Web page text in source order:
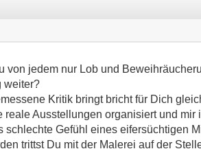
von jedem nur Lob und
weiter?
Kritik bringt bricht für Dich
reale Ausstellungen organisiert und
Gefühl eines eifersüchtigen
trittst Du mit der Malerei auf der